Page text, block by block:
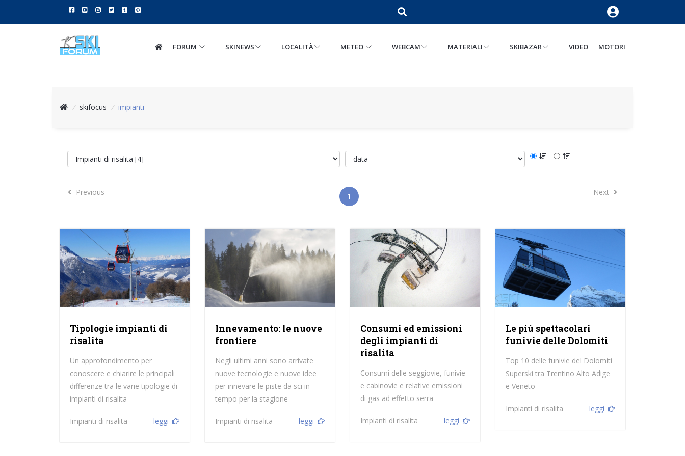
FORUM SKINEWS LOCALITÀ METEO WEBCAM MATERIALI SKIBAZAR VIDEO MOTORI
/ skifocus / impianti
PreviousPrevious 1 Next
Tipologie impianti di
risalita
Un approfondimento per
conoscere e chiarire le principali
differenze tra le varie tipologie di
impianti di risalita
Impianti di risalita leggi
Innevamento: le nuove
frontiere
Negli ultimi anni sono arrivate
nuove tecnologie e nuove idee
per innevare le piste da sci in
tempo per la stagione
Impianti di risalita leggi
Consumi ed emissioni
degli impianti di
risalita
Consumi delle seggiovie, funivie
e cabinovie e relative emissioni
di gas ad effetto serra
Impianti di risalita leggi
Le più spettacolari
funivie delle Dolomiti
Top 10 delle funivie del Dolomiti
Superski tra Trentino Alto Adige
e Veneto
Impianti di risalita leggi